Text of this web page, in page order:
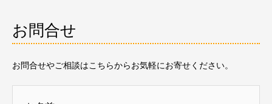
お問合せ
お問合せやご相談はこちらからお気軽にお寄せください。